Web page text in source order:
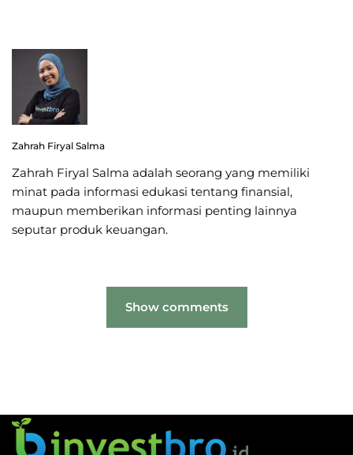
Zahrah Firyal Salma
Zahrah Firyal Salma adalah seorang yang memiliki
minat pada informasi edukasi tentang finansial,
maupun memberikan informasi penting lainnya
seputar produk keuangan.
Show comments